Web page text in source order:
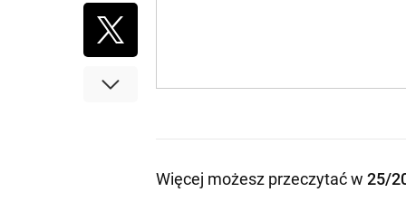
Więcej możesz przeczytać w 25/